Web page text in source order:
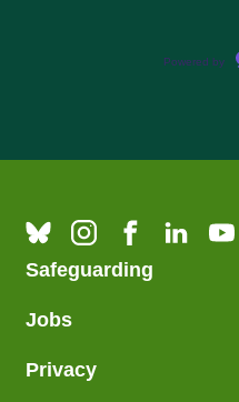
Powered by
Safeguarding
Jobs
Privacy